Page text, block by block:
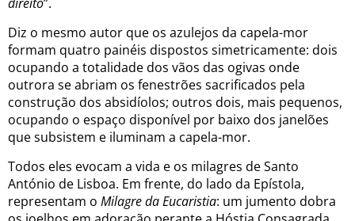
Diz o mesmo autor que os azulejos da capela-mor
formam quatro painéis dispostos simetricamente: dois
ocupando a totalidade dos vãos das ogivas onde
outrora se abriam os fenestrões sacrificados pela
construção dos absidíolos; outros dois, mais pequenos,
ocupando o espaço disponível por baixo dos janelões
que subsistem e iluminam a capela-mor.
Todos eles evocam a vida e os milagres de Santo
António de Lisboa. Em frente, do lado da Epístola,
representam o Milagre da Eucaristia: um jumento dobra